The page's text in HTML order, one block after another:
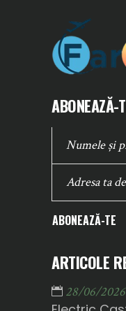
ABONEAZĂ-
ABONEAZĂ-TE
ARTICOLE
28/06/2026